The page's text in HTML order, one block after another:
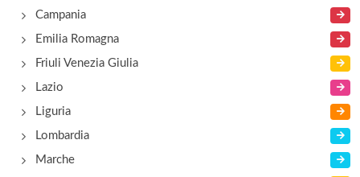
Par Hasard
via San Daniele 15, Abano Terme
Campania
Emilia Romagna
Friuli Venezia Giulia
Lazio
Liguria
Lombardia
Marche